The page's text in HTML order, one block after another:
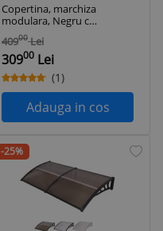
Copertina, marchiza
modulara, Negru cu
policarbonat
fumuriu, 120 x 120
cm
40900 Lei
30900 Lei
(1)
Adauga in cos
-25%